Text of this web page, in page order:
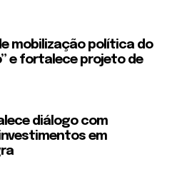
mobilização política do
e fortalece projeto de
diálogo com
em